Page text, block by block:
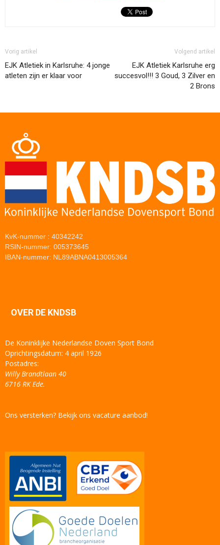
Vorig artikel
EJK Atletiek in Karlsruhe: 4 jonge
atleten zijn er klaar voor
Volgend artikel
EJK Atletiek Karlsruhe erg
succesvol!!! 3 Goud, 3 Zilver en
2 Brons
KvK-nummer : 40342242
RSIN-nummer: 005373645
IBAN-nummer: NL89ABNA0413005364
OVER DE KNDSB
De Koninklijke Nederlandse Doven Sport Bond
Oprichtingsdatum: 4 april 1926
Postadres:
Willy Brandtlaan 40
6716 RK Ede.
Ons versterken? Bekijk ons vacature aanbod!